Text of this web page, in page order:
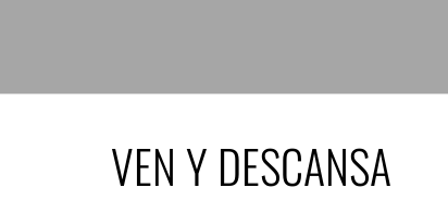
VEN Y DESCANSA